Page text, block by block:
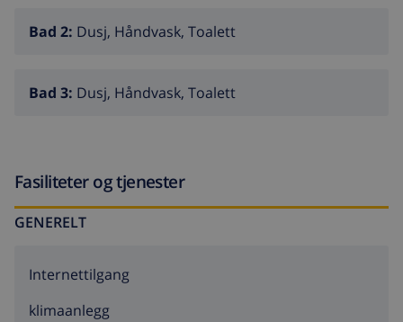
Bad 2: Dusj, Håndvask, Toalett
Bad 3: Dusj, Håndvask, Toalett
Fasiliteter og tjenester
GENERELT
Internettilgang
klimaanlegg